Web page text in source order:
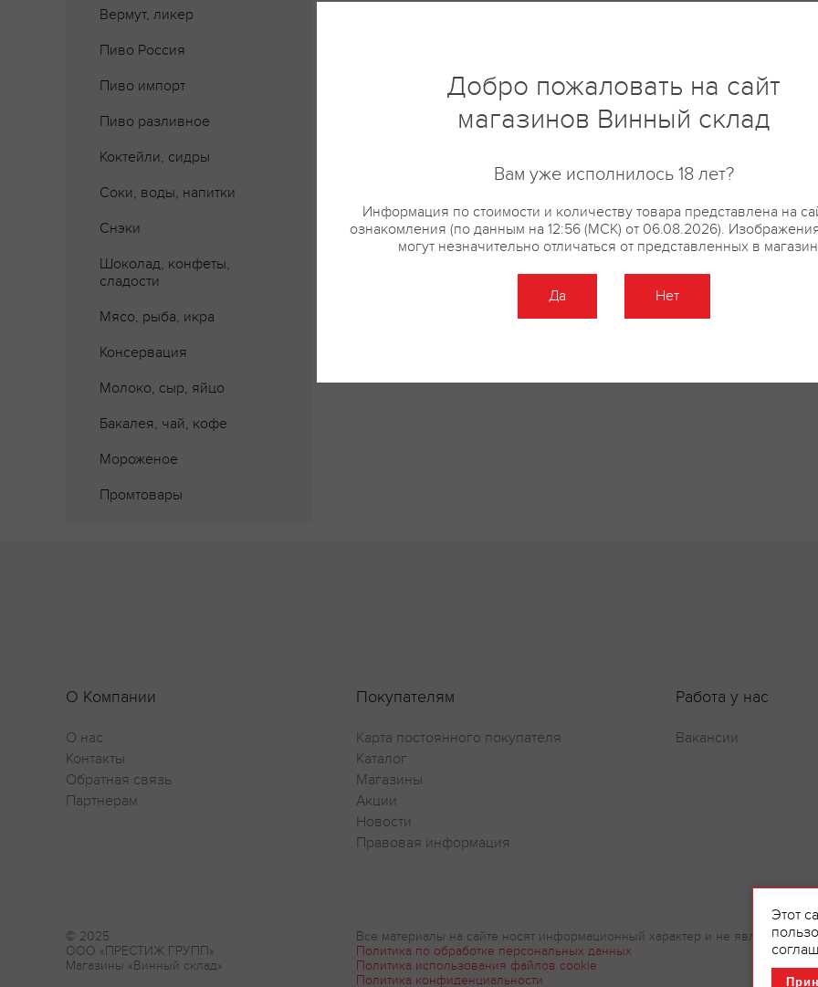
Вермут, ликер
Пиво Россия
Пиво импорт
Пиво разливное
Коктейли, сидры
Соки, воды, напитки
Снэки
Шоколад, конфеты,
сладости
Мясо, рыба, икра
Консервация
Молоко, сыр, яйцо
Бакалея, чай, кофе
Мороженое
Промтовары
О Компании
О нас
Контакты
Обратная связь
Партнерам
Покупателям
Карта постоянного покупателя
Каталог
Магазины
Акции
Новости
Правовая информация
Работа у нас
Вакансии
© 2025
ООО «ПРЕСТИЖ ГРУПП»
Магазины «Винный склад»
Все материалы на сайте носят информационный характер и не являются
Политика по обработке персональных данных
Политика использования файлов cookie
Политика конфиденциальности
Этот
Добро пожаловать на сайт
магазинов Винный склад
Вам уже исполнилось 18 лет?
Информация по стоимости и количеству товара представлена на
ознакомления (по данным на 12:56 (МСК) от 06.08.2026).
могут незначительно отличаться от представленных в
Да Нет